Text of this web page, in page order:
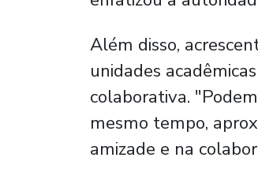
Além disso,
unidades
colaborativa.
mesmo tempo,
amizade e na